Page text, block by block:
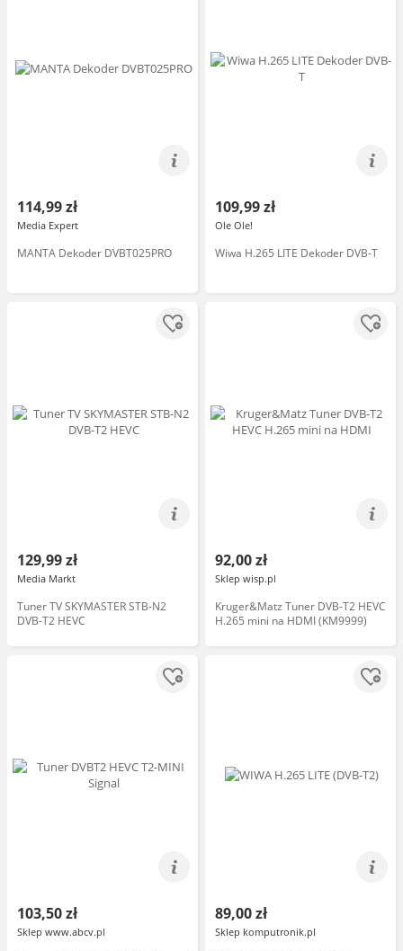
114,99 zł
Media Expert
MANTA Dekoder DVBT025PRO
109,99 zł
Ole Ole!
Wiwa H.265 LITE Dekoder DVB-T
129,99 zł
Media Markt
Tuner TV SKYMASTER STB-N2
DVB-T2 HEVC
92,00 zł
Sklep wisp.pl
Kruger&Matz Tuner DVB-T2 HEVC
H.265 mini na HDMI (KM9999)
103,50 zł
Sklep www.abcv.pl
89,00 zł
Sklep komputronik.pl